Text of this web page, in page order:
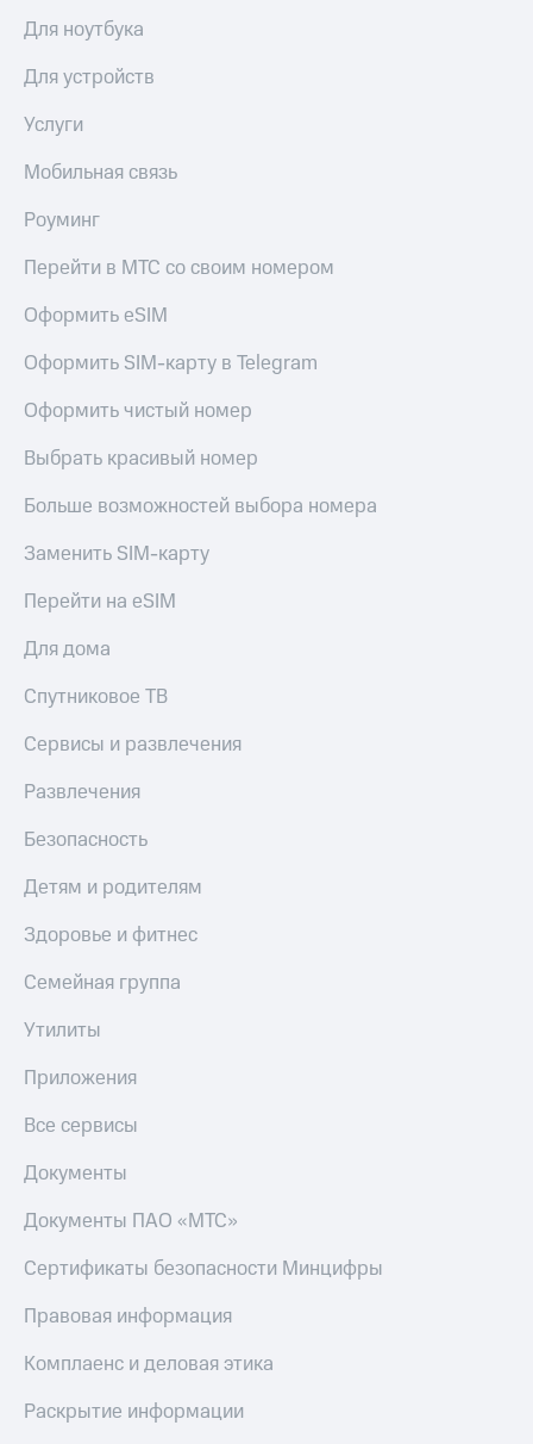
Для ноутбука
Для устройств
Услуги
Мобильная связь
Роуминг
Перейти в МТС со своим номером
Оформить eSIM
Оформить SIM-карту в Telegram
Оформить чистый номер
Выбрать красивый номер
Больше возможностей выбора номера
Заменить SIM-карту
Перейти на eSIM
Для дома
Спутниковое ТВ
Сервисы и развлечения
Развлечения
Безопасность
Детям и родителям
Здоровье и фитнес
Семейная группа
Утилиты
Приложения
Все сервисы
Документы
Документы ПАО «МТС»
Сертификаты безопасности Минцифры
Правовая информация
Комплаенс и деловая этика
Раскрытие информации